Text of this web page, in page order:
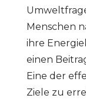
Menschen
ihre
einen
Eine der
Ziele zu